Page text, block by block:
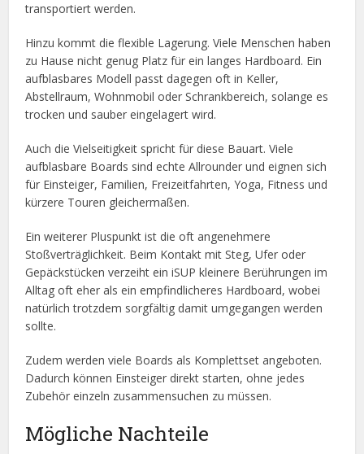
transportiert werden.
Hinzu kommt die flexible Lagerung. Viele Menschen haben
zu Hause nicht genug Platz für ein langes Hardboard. Ein
aufblasbares Modell passt dagegen oft in Keller,
Abstellraum, Wohnmobil oder Schrankbereich, solange es
trocken und sauber eingelagert wird.
Auch die Vielseitigkeit spricht für diese Bauart. Viele
aufblasbare Boards sind echte Allrounder und eignen sich
für Einsteiger, Familien, Freizeitfahrten, Yoga, Fitness und
kürzere Touren gleichermaßen.
Ein weiterer Pluspunkt ist die oft angenehmere
Stoßverträglichkeit. Beim Kontakt mit Steg, Ufer oder
Gepäckstücken verzeiht ein iSUP kleinere Berührungen im
Alltag oft eher als ein empfindlicheres Hardboard, wobei
natürlich trotzdem sorgfältig damit umgegangen werden
sollte.
Zudem werden viele Boards als Komplettset angeboten.
Dadurch können Einsteiger direkt starten, ohne jedes
Zubehör einzeln zusammensuchen zu müssen.
Mögliche Nachteile